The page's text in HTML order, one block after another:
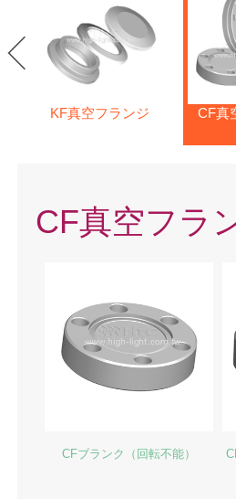
KF真空フランジ CF真
CF真空フラ
CFブランク（回転不能）